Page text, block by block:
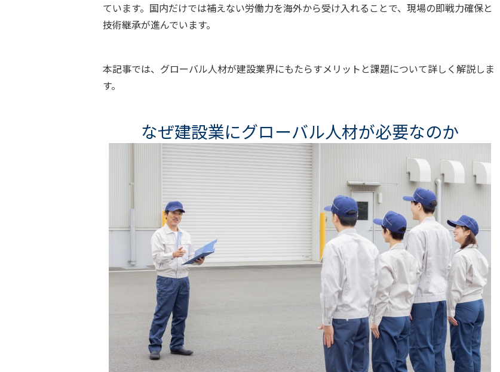
ています。国内だけでは補えない労働力を海外から受け入れることで、現場の即戦力確保と
技術継承が進んでいます。
本記事では、グローバル人材が建設業界にもたらすメリットと課題について詳しく解説しま
す。
なぜ建設業にグローバル人材が必要なのか